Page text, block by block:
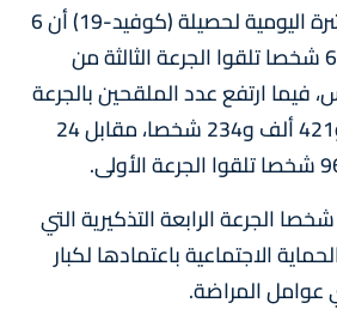
وأبرزت الوزارة، في النشرة اليومية لحصيلة (كوفيد-19) أن 6
ملايين و876 ألف و 67 شخصا تلقوا الجرعة الثالثة من
فيما ارتفع عدد الملقحين بالجرعة
الثانية إلى 23 مليون و421 ألف و234 شخصا، مقابل 24
وتلقى 59 ألف و859 شخصا الجرعة الرابعة التذكيرية التي
الاجتماعية باعتمادها لكبار
المراضة.